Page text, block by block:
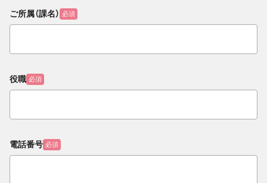
ご所属（課名） 必須
役職 必須
電話番号 必須